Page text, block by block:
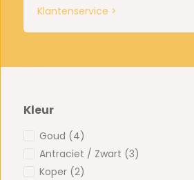
Klantenservice >
Kleur
Goud (4)
Antraciet / Zwart (3)
Koper (2)